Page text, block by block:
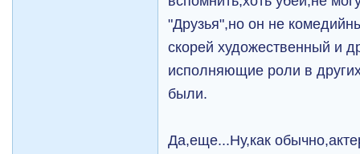
"Друзья",но он не
скорей художественный и
исполняющие роли в
были.
Да,еще...Ну,как